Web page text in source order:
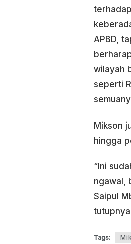
APBD,
wilayah
seperti
Mikson
hingga
“Ini
ngawal,
Saipul
Tags: